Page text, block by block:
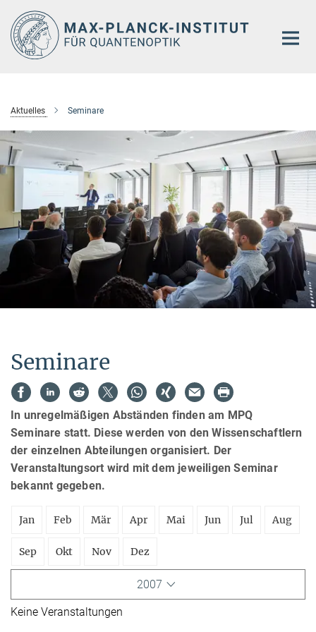
Hauptinhalt
Aktuelles Seminare
Seminare
In unregelmäßigen Abständen finden am MPQ
Seminare statt. Diese werden von den Wissenschaftlern
der einzelnen Abteilungen organisiert. Der
Veranstaltungsort wird mit dem jeweiligen Seminar
bekannt gegeben.
Jan Feb Mär Apr Mai Jun Jul Aug
Sep Okt Nov Dez
2007
Keine Veranstaltungen